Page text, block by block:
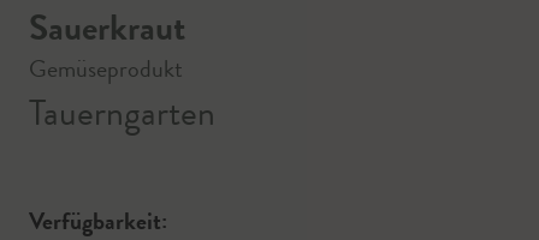
Sauerkraut
Gemüseprodukt
Tauerngarten
Verfügbarkeit: